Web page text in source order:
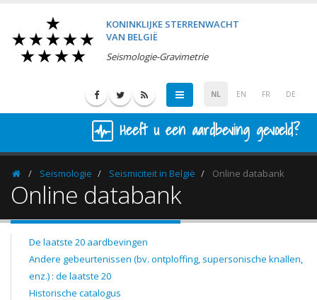
KONINKLIJKE STERRENWACHT
VAN BELGIË
Seismologie-Gravimetrie
NL EN FR DE
Heeft u een aardbeving gevoeld?
HomepageSeismologie Seismiciteit in België Online databank
Online databank
De laatste 20 aardbevingen
Andere gebeurtenissen (bv. ontploffing, supersonische knallen,
enz.) : de laatste 20
Historische catalogus